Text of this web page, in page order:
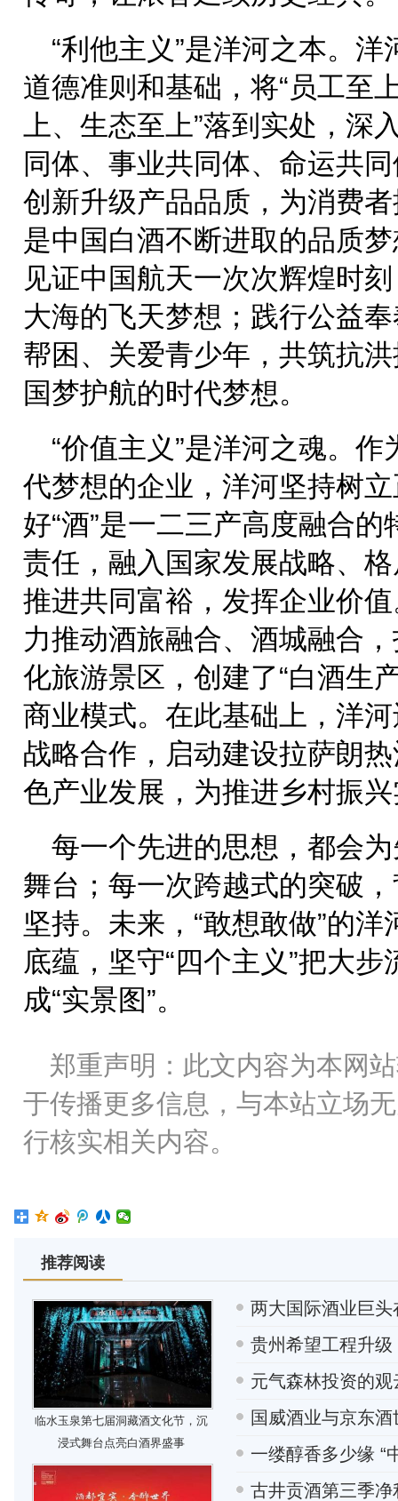
“利他主义”是洋河之本。
道德准则和基础，将“员工至
上、生态至上”落到实处，深
同体、事业共同体、命运共
创新升级产品品质，为消费
是中国白酒不断进取的品质
见证中国航天一次次辉煌时
大海的飞天梦想；践行公益
帮困、关爱青少年，共筑抗
国梦护航的时代梦想。
“价值主义”是洋河之魂。
代梦想的企业，洋河坚持树
好“酒”是一二三产高度融合
责任，融入国家发展战略、
推进共同富裕，发挥企业价
力推动酒旅融合、酒城融合
化旅游景区，创建了“白酒生
商业模式。在此基础上，洋
战略合作，启动建设拉萨朗
色产业发展，为推进乡村振
每一个先进的思想，都会
舞台；每一次跨越式的突破
坚持。未来，“敢想敢做”的
底蕴，坚守“四个主义”把大
成“实景图”。
郑重声明：此文内容为本网
于传播更多信息，与本站立场
行核实相关内容。
推荐阅读
临水玉泉第七届洞藏酒文化节，沉
浸式舞台点亮白酒界盛事
两大国际酒业巨头
贵州希望工程升级
元气森林投资的观
国威酒业与京东
一缕醇香多少缘 “
古井贡酒第三季